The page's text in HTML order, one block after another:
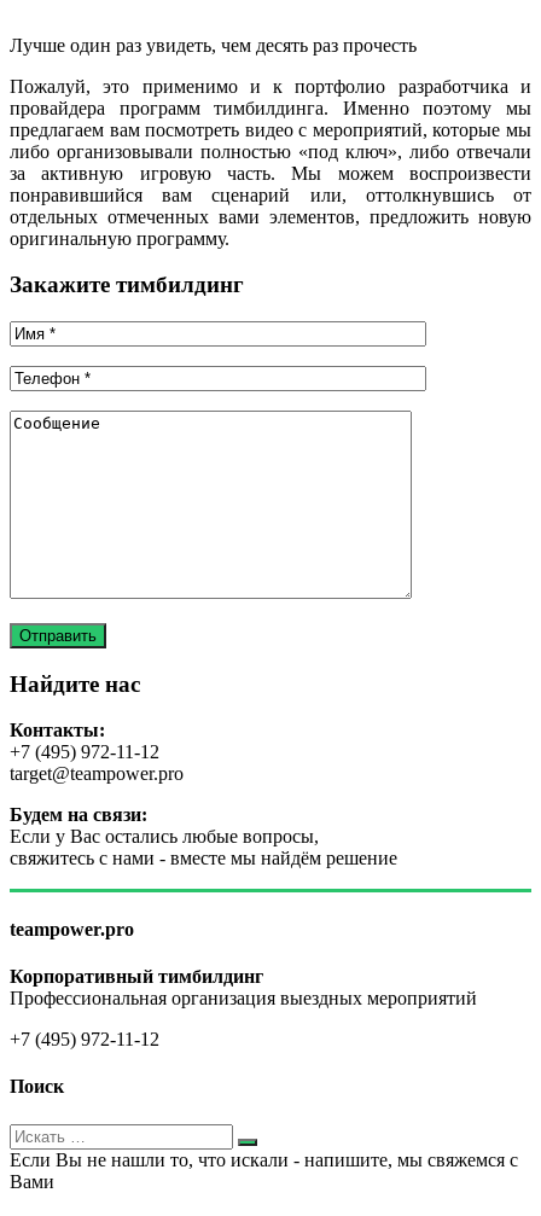
Лучше один раз увидеть, чем десять раз прочесть
Пожалуй, это применимо и к портфолио разработчика и
провайдера программ тимбилдинга. Именно поэтому мы
предлагаем вам посмотреть видео с мероприятий, которые мы
либо организовывали полностью «под ключ», либо отвечали
за активную игровую часть. Мы можем воспроизвести
понравившийся вам сценарий или, оттолкнувшись от
отдельных отмеченных вами элементов, предложить новую
оригинальную программу.
Закажите тимбилдинг
Найдите нас
Контакты:
+7 (495) 972-11-12
target@teampower.pro
Будем на связи:
Если у Вас остались любые вопросы,
свяжитесь с нами - вместе мы найдём решение
teampower.pro
Корпоративный тимбилдинг
Профессиональная организация выездных мероприятий
+7 (495) 972-11-12
Поиск
Если Вы не нашли то, что искали - напишите, мы свяжемся с
Вами